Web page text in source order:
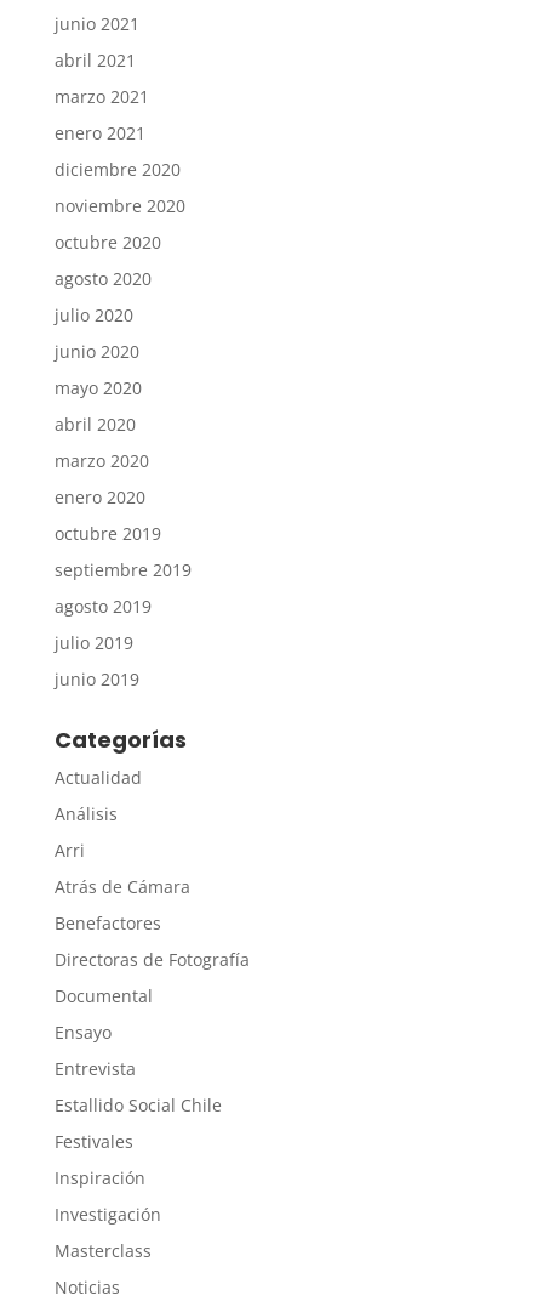
junio 2021
abril 2021
marzo 2021
enero 2021
diciembre 2020
noviembre 2020
octubre 2020
agosto 2020
julio 2020
junio 2020
mayo 2020
abril 2020
marzo 2020
enero 2020
octubre 2019
septiembre 2019
agosto 2019
julio 2019
junio 2019
Categorías
Actualidad
Análisis
Arri
Atrás de Cámara
Benefactores
Directoras de Fotografía
Documental
Ensayo
Entrevista
Estallido Social Chile
Festivales
Inspiración
Investigación
Masterclass
Noticias